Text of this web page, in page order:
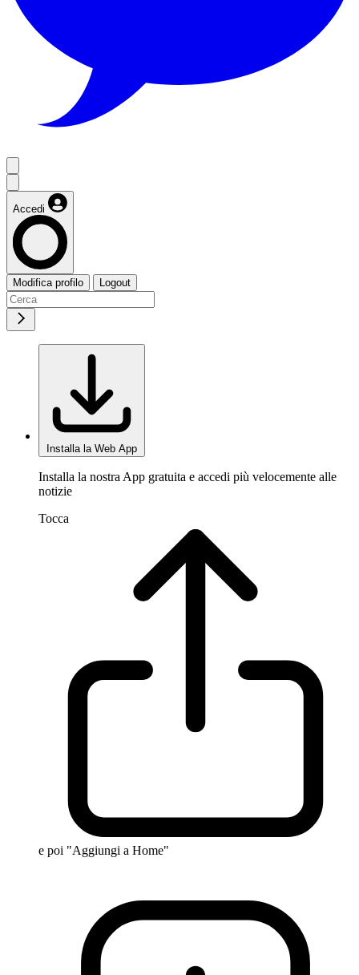
Accedi
Modifica profilo Logout
Installa la Web App
Installa la nostra App gratuita e accedi più velocemente alle
notizie
Tocca
e poi "Aggiungi a Home"